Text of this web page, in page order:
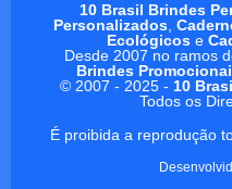
10 Brasil Brindes
Personalizados,
Ecológicos e
Desde 2007 no ramos
Brindes
© 2007 - 2025 - 10
Todos os
É proibida a reprodução